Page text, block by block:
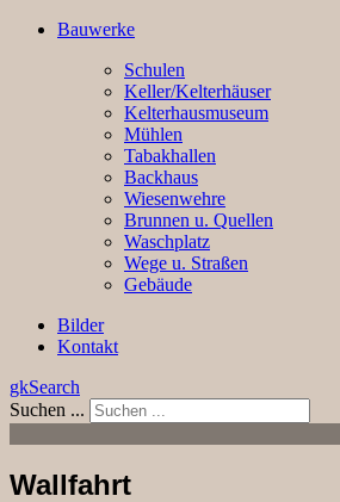
Bauwerke
Schulen
Keller/Kelterhäuser
Kelterhausmuseum
Mühlen
Tabakhallen
Backhaus
Wiesenwehre
Brunnen u. Quellen
Waschplatz
Wege u. Straßen
Gebäude
Bilder
Kontakt
gkSearch
Suchen ...
Wallfahrt